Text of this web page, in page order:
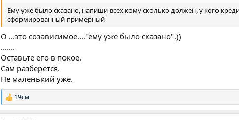
Ему уже было сказано, напиши всех кому сколько должен, у кого
сформированный примерный
О ...это созависимое...."ему уже было сказано".))
.......
Оставьте его в покое.
Сам разберётся.
Не маленький уже.
Р
е
а
19см